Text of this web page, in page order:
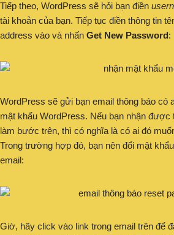
Tiếp theo, WordPress sẽ hỏi bạn điền
tài khoản của bạn. Tiếp tục điền thông tin
address vào và nhấn Get New Password:
WordPress sẽ gửi bạn email thông báo có
mật khẩu WordPress. Nếu bạn nhận được
làm bước trên, thì có nghĩa là có ai đó
Trong trường hợp đó, bạn nên đổi mật
email:
Giờ, hãy click vào link trong email trên để